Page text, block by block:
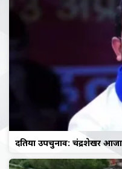
दतिया उपचुनाव: चंद्रशेखर आजाद